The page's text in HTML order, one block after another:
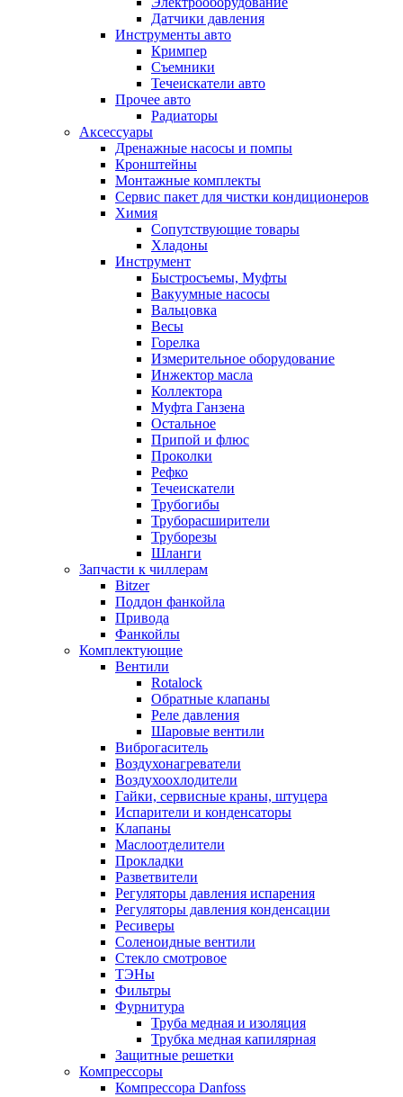
Датчики давления
Инструменты авто
Кримпер
Съемники
Течеискатели авто
Прочее авто
Радиаторы
Аксессуары
Дренажные насосы и помпы
Кронштейны
Монтажные комплекты
Сервис пакет для чистки кондиционеров
Химия
Сопутствующие товары
Хладоны
Инструмент
Быстросъемы, Муфты
Вакуумные насосы
Вальцовка
Весы
Горелка
Измерительное оборудование
Инжектор масла
Коллектора
Муфта Ганзена
Остальное
Припой и флюс
Проколки
Рефко
Течеискатели
Трубогибы
Труборасширители
Труборезы
Шланги
Запчасти к чиллерам
Bitzer
Поддон фанкойла
Привода
Фанкойлы
Комплектующие
Вентили
Rotalock
Обратные клапаны
Реле давления
Шаровые вентили
Виброгаситель
Воздухонагреватели
Воздухоохлодители
Гайки, сервисные краны, штуцера
Испарители и конденсаторы
Клапаны
Маслоотделители
Прокладки
Разветвители
Регуляторы давления испарения
Регуляторы давления конденсации
Ресиверы
Соленоидные вентили
Стекло смотровое
ТЭНы
Фильтры
Фурнитура
Труба медная и изоляция
Трубка медная капилярная
Защитные решетки
Компрессоры
Компрессора Danfoss